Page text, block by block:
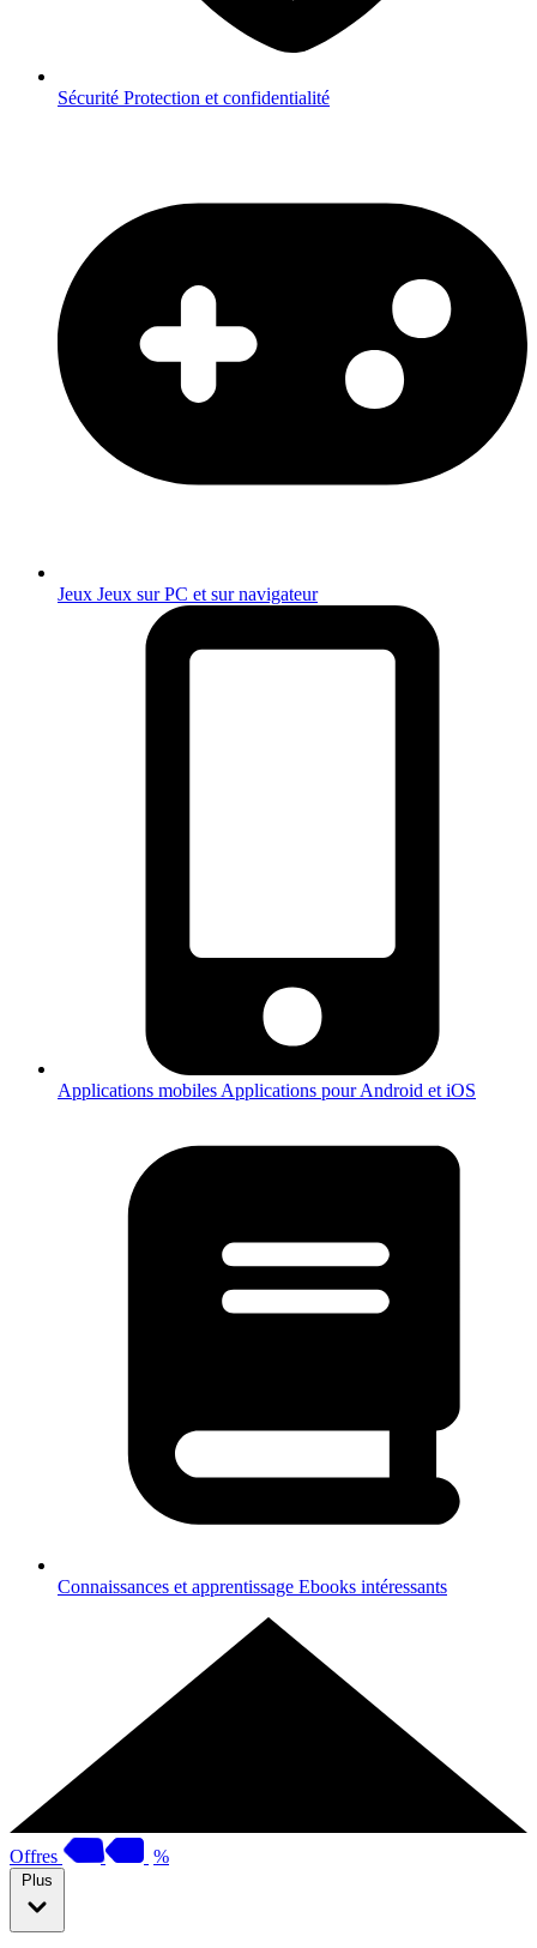
Sécurité Protection et confidentialité
Jeux Jeux sur PC et sur navigateur
Applications mobiles Applications pour Android et iOS
Connaissances et apprentissage Ebooks intéressants
Offres %
Plus